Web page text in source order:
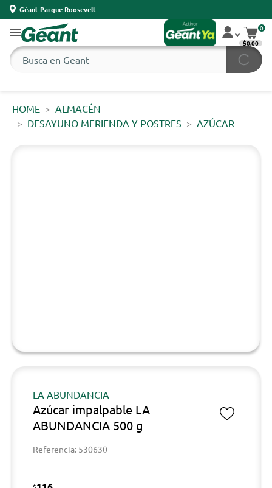
Géant Parque Roosevelt
0
$0,00
HOME
ALMACÉN
DESAYUNO MERIENDA Y POSTRES
AZÚCAR
LA ABUNDANCIA
Azúcar impalpable LA
ABUNDANCIA 500 g
Referencia: 530630